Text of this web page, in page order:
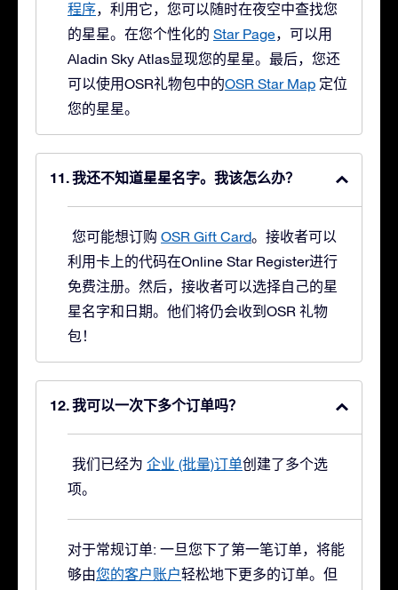
程序，利用它，您可以随时在夜空中查找您
的星星。在您个性化的 Star Page，可以用
Aladin Sky Atlas显现您的星星。最后，您还
可以使用OSR礼物包中的OSR Star Map 定位
您的星星。
我还不知道星星名字。我该怎么办？
您可能想订购 OSR Gift Card。接收者可以
利用卡上的代码在Online Star Register进行
免费注册。然后，接收者可以选择自己的星
星名字和日期。他们将仍会收到OSR 礼物
包！
我可以一次下多个订单吗？
我们已经为 企业 (批量)订单创建了多个选
项。
对于常规订单: 一旦您下了第一笔订单，将能
够由您的客户账户轻松地下更多的订单。但